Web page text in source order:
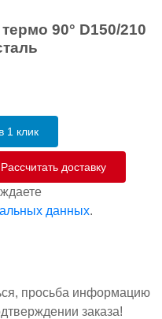
90° D150/210
1 клик
Рассчитать доставку
данных.
просьба информацию
заказа!